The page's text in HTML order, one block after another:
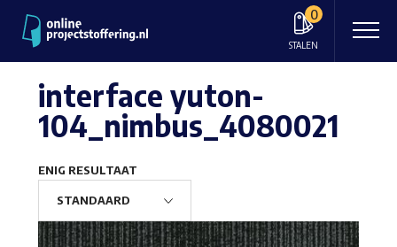
0
STALEN
interface yuton-
104_nimbus_4080021
ENIG RESULTAAT